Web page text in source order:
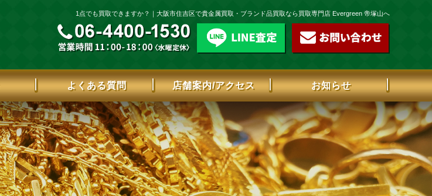
1点でも買取できますか？｜大阪市住吉区で貴金属買取・ブランド品買取なら買取専門店 Evergreen 帝塚山へ
よくある質問 店舗案内/アクセス お知らせ